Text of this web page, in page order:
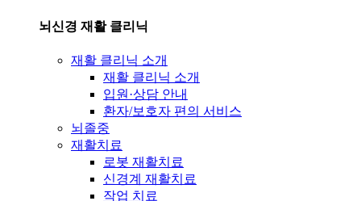
뇌신경 재활 클리닉
재활 클리닉 소개
재활 클리닉 소개
입원·상담 안내
환자/보호자 편의 서비스
뇌졸중
재활치료
로봇 재활치료
신경계 재활치료
작업 치료